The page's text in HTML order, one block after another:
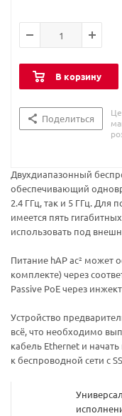
В корзину
Поделиться
Двухдиапазонный
обеспечивающий
2.4 ГГц, так и 5 ГГц. Для
имеется пять
использовать под
Питание hAP ac² может
комплекте) через
Passive PoE через
Устройство
всё, что необходимо
кабель Ethernet и
к беспроводной сети с